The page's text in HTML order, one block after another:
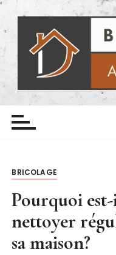
P
s
r
Beecitiz
Le Bricolage avec
BRICOLAGE
Pourquoi
nettoyer
sa maison?